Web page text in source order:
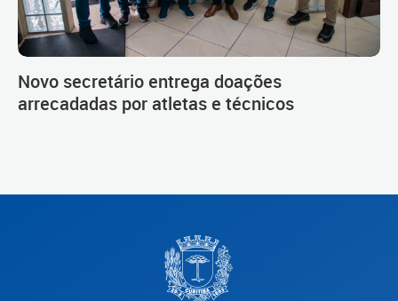
Novo secretário entrega doações
arrecadadas por atletas e técnicos